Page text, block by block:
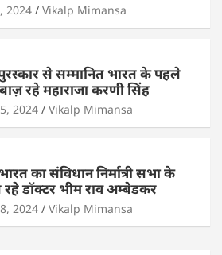
2024 Vikalp Mimansa
से सम्मानित भारत के पहले
रहे महाराजा करणी सिंह
2024 Vikalp Mimansa
का संविधान निर्मात्री सभा के
रहे डॉक्टर भीम राव अम्बेडकर
2024 Vikalp Mimansa